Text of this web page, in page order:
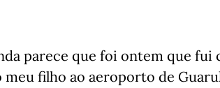
parece que foi ontem que fui
meu filho ao aeroporto de